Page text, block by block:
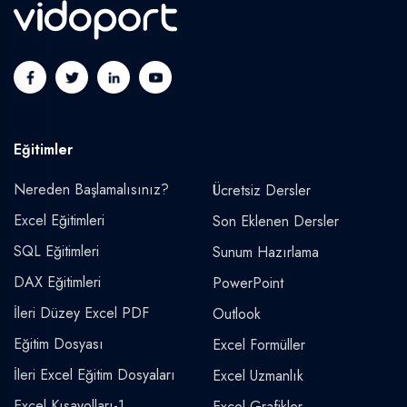
Eğitimler
Nereden Başlamalısınız?
Excel Eğitimleri
SQL Eğitimleri
DAX Eğitimleri
İleri Düzey Excel PDF
Eğitim Dosyası
İleri Excel Eğitim Dosyaları
Ücretsiz Dersler
Son Eklenen Dersler
Sunum Hazırlama
PowerPoint
Outlook
Excel Formüller
Excel Uzmanlık